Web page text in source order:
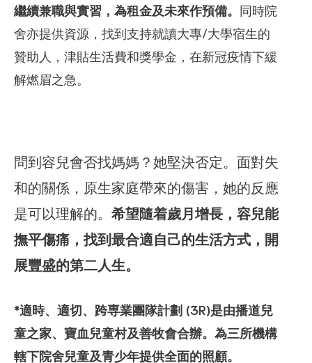
繼續兼職與實習，為租金及未來作預備。 同時院
舍亦提供資源，找到支持就讀大專/大學宿生的
贊助人，津貼生活費和獎學金，在新冠疫情下緩
解燃眉之急。
問到容兒會否找媽媽？她堅決否定。面對失
和的關係，原生家庭帶來的傷害，她的反應
是可以理解的。 希望隨着歲月增長，容兒能
撫平傷痛，找到最合適自己的生活方式，開
展豐盛的第二人生。
*適時、適切、跨専業團隊計劃 (3R)是由播道兒
童之家、寶血兒童村及善牧會合辦。為三所機構
轄下院舍兒童及青少年提供全面的照顧。